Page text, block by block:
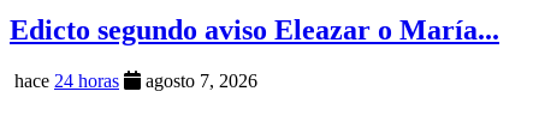
Edicto segundo aviso Eleazar o María...
hace 24 horas agosto 7, 2026